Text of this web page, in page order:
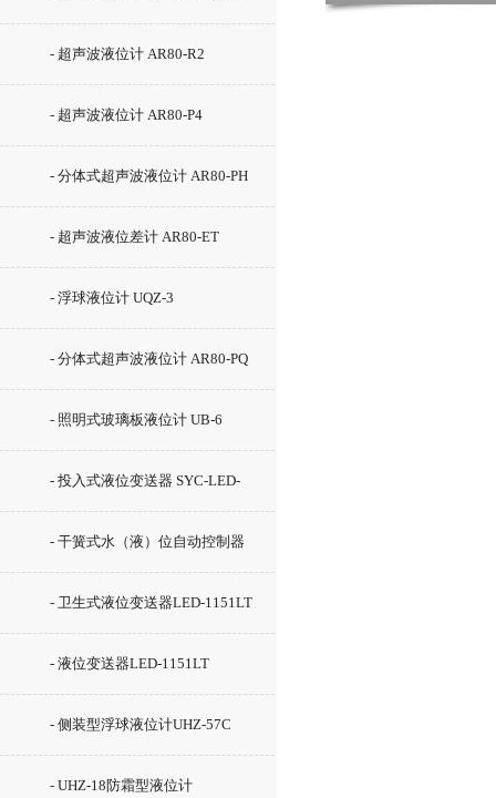
型）SYC-UHZ-15/C5
- 超声波液位计 AR80-R2
- 超声波液位计 AR80-P4
- 分体式超声波液位计 AR80-PH
- 超声波液位差计 AR80-ET
- 浮球液位计 UQZ-3
- 分体式超声波液位计 AR80-PQ
- 照明式玻璃板液位计 UB-6
- 投入式液位变送器 SYC-LED-
2000
- 干簧式水（液）位自动控制器
GSK-2C
- 卫生式液位变送器LED-1151LT
- 液位变送器LED-1151LT
- 侧装型浮球液位计UHZ-57C
- UHZ-18防霜型液位计